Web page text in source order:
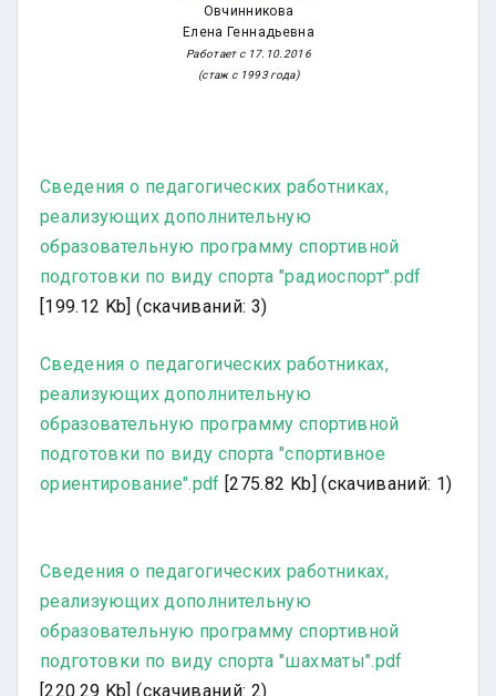
Овчинникова
Елена Геннадьевна
Работает с 17.10.2016
(стаж с 1993 года)
Сведения о педагогических работниках,
реализующих дополнительную
образовательную программу спортивной
подготовки по виду спорта "радиоспорт".pdf
[199.12 Kb] (cкачиваний: 3)
Сведения о педагогических работниках,
реализующих дополнительную
образовательную программу спортивной
подготовки по виду спорта "спортивное
ориентирование".pdf [275.82 Kb] (cкачиваний: 1)
Сведения о педагогических работниках,
реализующих дополнительную
образовательную программу спортивной
подготовки по виду спорта "шахматы".pdf
[220.29 Kb] (cкачиваний: 2)